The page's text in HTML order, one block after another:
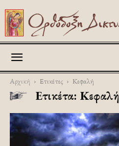
Αρχική Ετικέτες Κεφαλή
Ετικέτα: Κεφαλή